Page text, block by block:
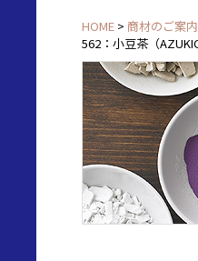
HOME > 商材のご案
562：小豆茶（